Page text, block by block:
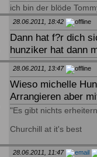
ich bin der blöde
28.06.2011, 18:42
Dann hat f?r dich
hunziker hat dann
28.06.2011, 13:47
Wieso michelle
Arrangieren aber
"Es gibt nichts
Churchill at it's best
28.06.2011, 11:47